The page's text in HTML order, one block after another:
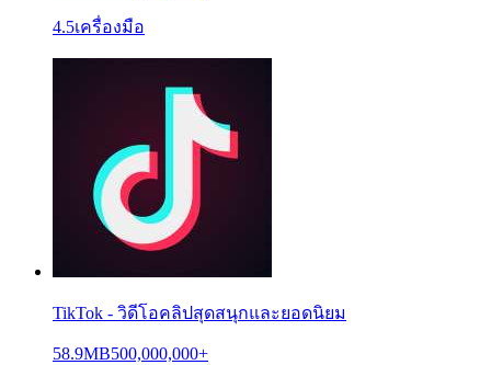
4.5เครื่องมือ
TikTok - วิดีโอคลิปสุดสนุกและยอดนิยม
58.9MB500,000,000+